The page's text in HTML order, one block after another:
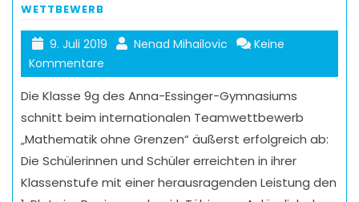
WETTBEWERB
9. Juli 2019 Nenad Mihailovic
Keine
Kommentare
Die Klasse 9g des Anna-Essinger-Gymnasiums
schnitt beim internationalen Teamwettbewerb
„Mathematik ohne Grenzen“ äußerst erfolgreich ab:
Die Schülerinnen und Schüler erreichten in ihrer
Klassenstufe mit einer herausragenden Leistung den